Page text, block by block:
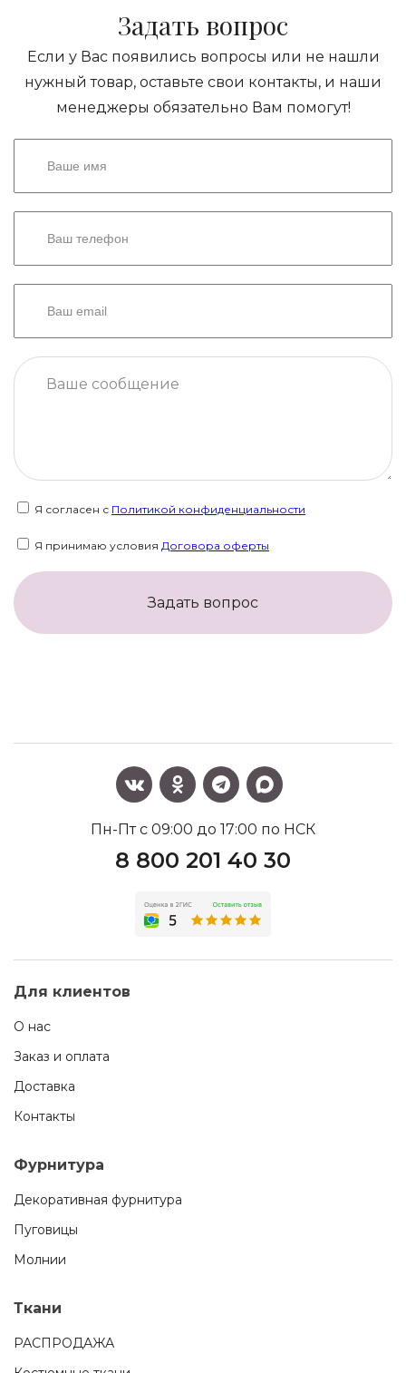
Задать вопрос
Если у Вас появились вопросы или не нашли
нужный товар, оставьте свои контакты, и наши
менеджеры обязательно Вам помогут!
Я согласен с Политикой конфиденциальности
Я принимаю условия Договора оферты
Задать вопрос
Пн-Пт с 09:00 до 17:00 по НСК
8 800 201 40 30
Для клиентов
О нас
Заказ и оплата
Доставка
Контакты
Фурнитура
Декоративная фурнитура
Пуговицы
Молнии
Ткани
РАСПРОДАЖА